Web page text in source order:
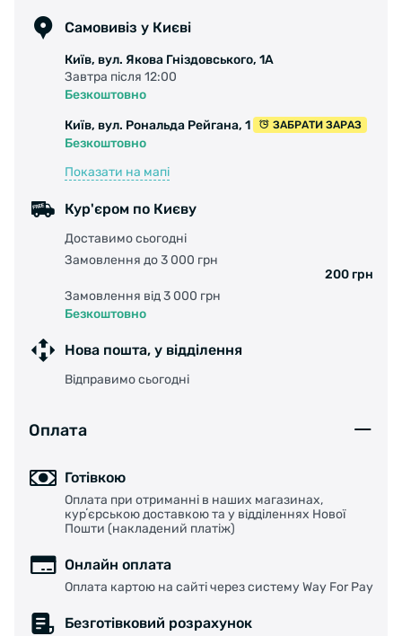
Самовивіз у Києві
Київ, вул. Якова Гніздовського, 1А
Завтра після 12:00
Безкоштовно
Київ, вул. Рональда Рейгана, 1
ЗАБРАТИ ЗАРАЗ
Безкоштовно
Показати на мапі
Кур'єром по Києву
Доставимо сьогодні
Замовлення до 3 000 грн
200 грн
Замовлення від 3 000 грн
Безкоштовно
Нова пошта, у відділення
Відправимо сьогодні
Оплата
Готівкою
Оплата при отриманні в наших магазинах,
курʼєрською доставкою та у відділеннях Нової
Пошти (накладений платіж)
Онлайн оплата
Оплата картою на сайті через систему Way For Pay
Безготівковий розрахунок